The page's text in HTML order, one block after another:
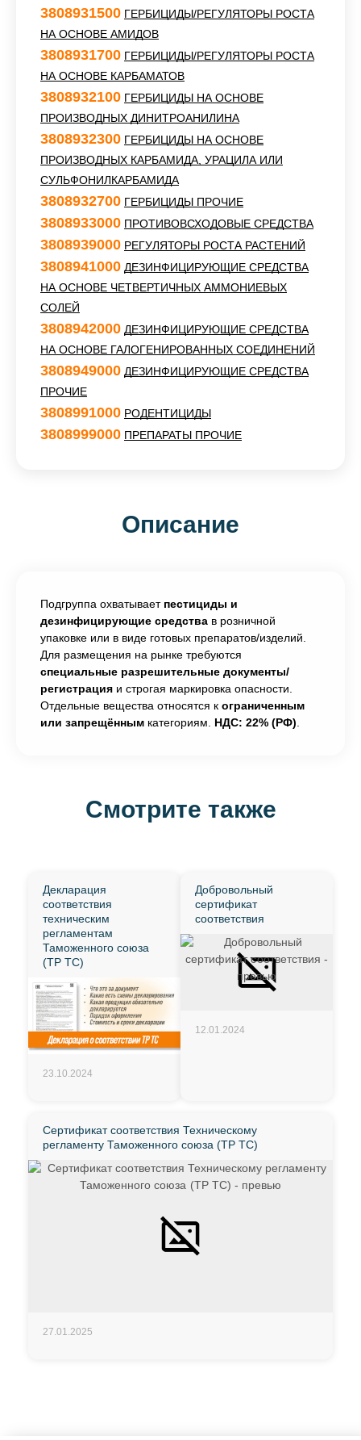
3808931500 ГЕРБИЦИДЫ/РЕГУЛЯТОРЫ РОСТА
НА ОСНОВЕ АМИДОВ
3808931700 ГЕРБИЦИДЫ/РЕГУЛЯТОРЫ РОСТА
НА ОСНОВЕ КАРБАМАТОВ
3808932100 ГЕРБИЦИДЫ НА ОСНОВЕ
ПРОИЗВОДНЫХ ДИНИТРОАНИЛИНА
3808932300 ГЕРБИЦИДЫ НА ОСНОВЕ
ПРОИЗВОДНЫХ КАРБАМИДА, УРАЦИЛА ИЛИ
СУЛЬФОНИЛКАРБАМИДА
3808932700 ГЕРБИЦИДЫ ПРОЧИЕ
3808933000 ПРОТИВОВСХОДОВЫЕ СРЕДСТВА
3808939000 РЕГУЛЯТОРЫ РОСТА РАСТЕНИЙ
3808941000 ДЕЗИНФИЦИРУЮЩИЕ СРЕДСТВА
НА ОСНОВЕ ЧЕТВЕРТИЧНЫХ АММОНИЕВЫХ
СОЛЕЙ
3808942000 ДЕЗИНФИЦИРУЮЩИЕ СРЕДСТВА
НА ОСНОВЕ ГАЛОГЕНИРОВАННЫХ СОЕДИНЕНИЙ
3808949000 ДЕЗИНФИЦИРУЮЩИЕ СРЕДСТВА
ПРОЧИЕ
3808991000 РОДЕНТИЦИДЫ
3808999000 ПРЕПАРАТЫ ПРОЧИЕ
Описание
Подгруппа охватывает пестициды и
дезинфицирующие средства в розничной
упаковке или в виде готовых препаратов/изделий.
Для размещения на рынке требуются
специальные разрешительные документы/
регистрация и строгая маркировка опасности.
Отдельные вещества относятся к ограниченным
или запрещённым категориям. НДС: 22% (РФ)
Смотрите также
Декларация
соответствия
техническим
регламентам
Таможенного союза
(ТР ТС)
23.10.2024
Добровольный
сертификат
соответствия
12.01.2024
Сертификат соответствия Техническому
регламенту Таможенного союза (ТР ТС)
27.01.2025